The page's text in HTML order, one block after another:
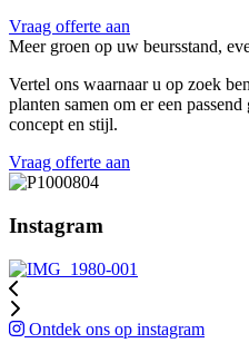
Vraag offerte aan
Meer groen op uw beursstand,
Vertel ons waarnaar u op zoek
planten samen om er een
concept en stijl.
Vraag offerte aan
Instagram
Ontdek ons op instagram